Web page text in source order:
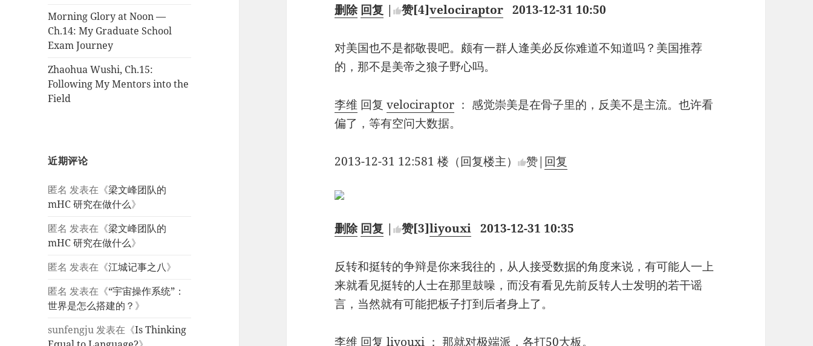
Morning Glory at Noon —
Ch.14: My Graduate School
Exam Journey
Zhaohua Wushi, Ch.15:
Following My Mentors into the
Field
近期评论
匿名 发表在《梁文峰团队的
mHC 研究在做什么》
匿名 发表在《梁文峰团队的
mHC 研究在做什么》
匿名 发表在《江城记事之八》
匿名 发表在《“宇宙操作系统”：
世界是怎么搭建的？ 》
sunfengju发表在《Is Thinking
删除 回复 | 赞[4]velociraptor 2013-12-31 10:50
对美国也不是都敬畏吧。颇有一群人逢美必反你难道不知道吗？美国推荐
的，那不是美帝之狼子野心吗。
李维 回复velociraptor ： 感觉崇美是在骨子里的，反美不是主流。也许看
偏了，等有空问大数据。
2013-12-31 12:581 楼（回复楼主） 赞| 回复
删除 回复 | 赞[3]liyouxi 2013-12-31 10:35
反转和挺转的争辩是你来我往的，从人接受数据的角度来说，有可能人一上
来就看见挺转的人士在那里鼓噪，而没有看见先前反转人士发明的若干谣
言，当然就有可能把板子打到后者身上了。
李维 回复liyouxi ： 那就对极端派，各打50大板。